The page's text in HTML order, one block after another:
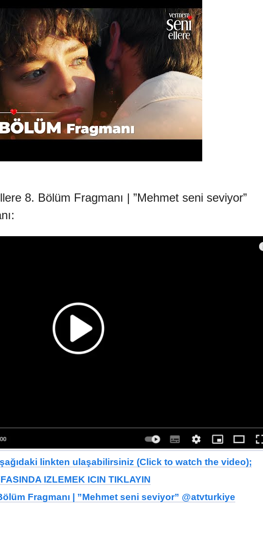
8. Bölüm Fragmanı | ”Mehmet seni seviyor”
linkten ulaşabilirsiniz (Click to watch the video);
IZLEMEK ICIN TIKLAYIN
Fragmanı | ”Mehmet seni seviyor” @atvturkiye